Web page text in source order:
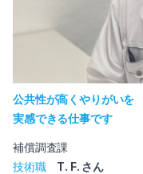
公共性が高くやりがいを
実感できる仕事です
補償調査課
技術職
T. F. さん